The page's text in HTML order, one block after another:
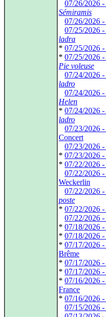
07/26/2026 -
Sémiramis
07/26/2026 -
07/25/2026 -
ladra
* 07/25/2026 -
* 07/25/2026 -
Pie voleuse
07/24/2026 -
ladro
07/24/2026 -
Helen
* 07/24/2026 -
ladro
07/23/2026 -
Concert
07/23/2026 -
* 07/23/2026 -
* 07/22/2026 -
07/22/2026 -
Weckerlin
07/22/2026 -
poste
* 07/22/2026 -
07/22/2026 -
* 07/18/2026 -
* 07/18/2026 -
* 07/17/2026 -
Brême
* 07/17/2026 -
* 07/17/2026 -
* 07/16/2026 -
France
* 07/16/2026 -
07/15/2026 -